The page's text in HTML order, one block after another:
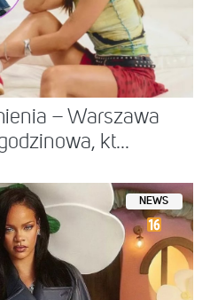
– Warszawa
kt...
NEWS